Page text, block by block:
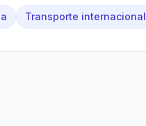
Transporte internacional